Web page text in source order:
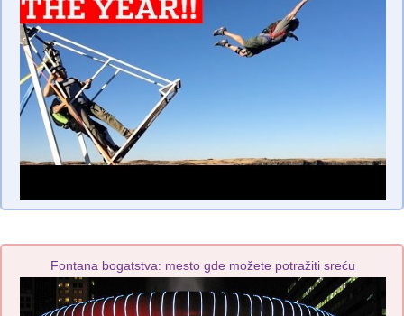
Fontana bogatstva: mesto gde možete potražiti sreću